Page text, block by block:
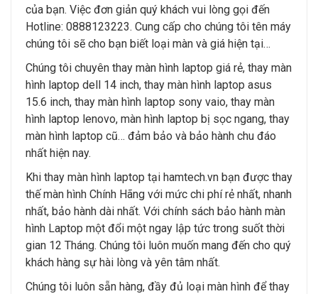
của bạn. Việc đơn giản quý khách vui lòng gọi đến
Hotline: 0888123223. Cung cấp cho chúng tôi tên máy
chúng tôi sẽ cho bạn biết loại màn và giá hiện tại…
Chúng tôi chuyên thay màn hình laptop giá rẻ, thay màn
hình laptop dell 14 inch, thay màn hình laptop asus
15.6 inch, thay màn hình laptop sony vaio, thay màn
hình laptop lenovo, màn hình laptop bị sọc ngang, thay
màn hình laptop cũ… đảm bảo và bảo hành chu đáo
nhất hiện nay.
Khi thay màn hình laptop tại hamtech.vn bạn được thay
thế màn hình Chính Hãng với mức chi phí rẻ nhất, nhanh
nhất, bảo hành dài nhất. Với chính sách bảo hành màn
hình Laptop một đổi một ngay lập tức trong suốt thời
gian 12 Tháng. Chúng tôi luôn muốn mang đến cho quý
khách hàng sự hài lòng và yên tâm nhất.
Chúng tôi luôn sẵn hàng, đầy đủ loại màn hình để thay